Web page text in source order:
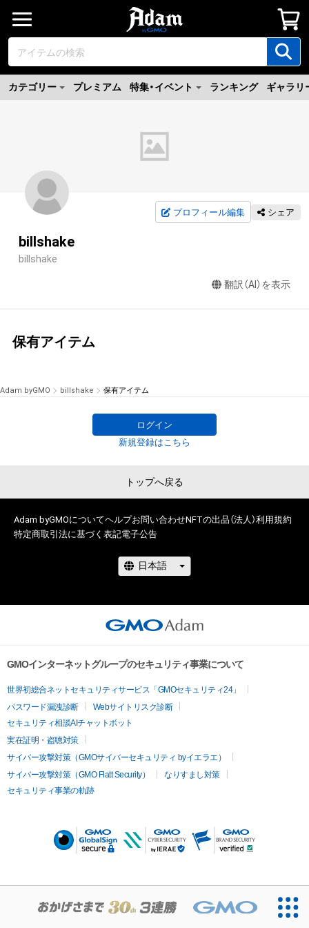
カテゴリー プレミアム 特集・イベント ランキング ギャラリ
プロフィール編集 シェア
billshake
billshake
翻訳（AI）を表示
保有アイテム
Adam byGMO billshake 保有アイテム
ログイン
新規登録はこちら
トップへ戻る
Adam byGMOについてヘルプお問い合わせNFTの出品（法人）利用規約
特定商取引法に基づく表記電子公告
GMOインターネットグループのセキュリティ事業について
世界初総合ネットセキュリティサービス「GMOセキュリティ24」
パスワード漏洩診断
Webサイトリスク診断
セキュリティ相談AIチャットボット
実在証明・盗聴対策
サイバー攻撃対策（GMOサイバーセキュリティ byイエラエ）
サイバー攻撃対策（GMO Flatt Security）
なりすまし対策
セキュリティ事業の軌跡